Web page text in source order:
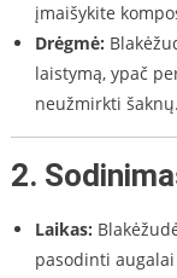
įmaišykite
Drėgmė:
laistymą, ypač
neužmirkti šaknų.
2.
Laikas:
pasodinti